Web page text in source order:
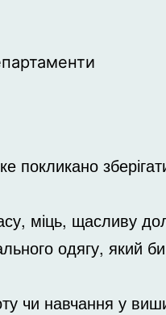
міць, щасливу
одягу, який би
чи навчання у